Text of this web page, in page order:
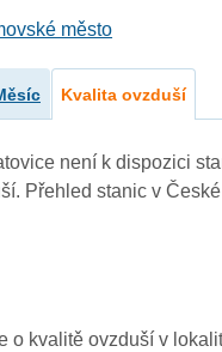
město
Kvalita ovzduší
není k dispozici
Přehled stanic v
o kvalitě ovzduší v